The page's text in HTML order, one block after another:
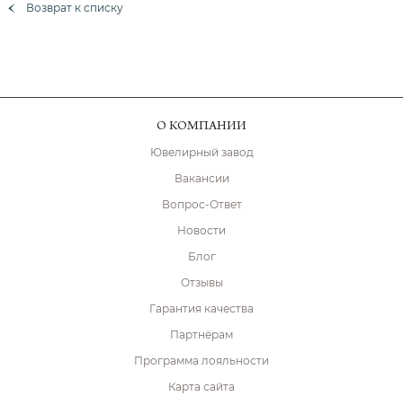
Возврат к списку
О КОМПАНИИ
Ювелирный завод
Вакансии
Вопрос-Ответ
Новости
Блог
Отзывы
Гарантия качества
Партнёрам
Программа лояльности
Карта сайта